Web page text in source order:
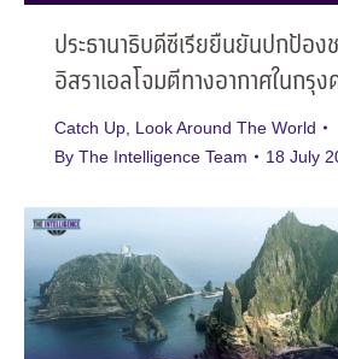
ประธานาธิบดีซีเรียยืนยันปกป้อง
อิสราเอลโจมตีทางอากาศในกรุ
Catch Up Look Around The World
By The Intelligence Team 18 July